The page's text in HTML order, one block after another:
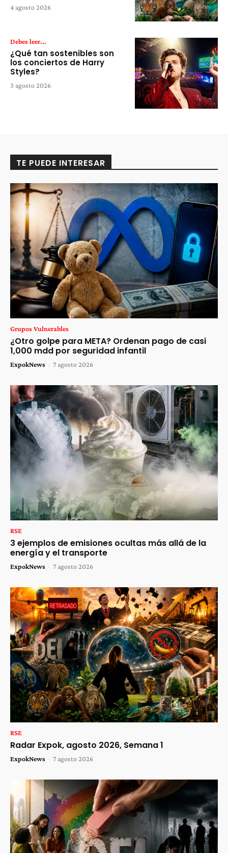
4 agosto 2026
Debes leer...
¿Qué tan sostenibles son
los conciertos de Harry
Styles?
3 agosto 2026
TE PUEDE INTERESAR
Grupos Vulnerables
¿Otro golpe para META? Ordenan pago de casi
1,000 mdd por seguridad infantil
ExpokNews - 7 agosto 2026
RSE
3 ejemplos de emisiones ocultas más allá de la
energía y el transporte
ExpokNews - 7 agosto 2026
RSE
Radar Expok, agosto 2026, Semana 1
ExpokNews - 7 agosto 2026